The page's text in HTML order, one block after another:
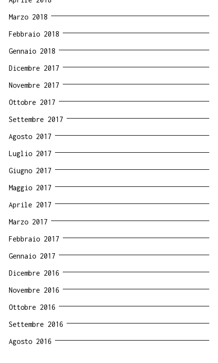
Marzo 2018
Febbraio 2018
Gennaio 2018
Dicembre 2017
Novembre 2017
Ottobre 2017
Settembre 2017
Agosto 2017
Luglio 2017
Giugno 2017
Maggio 2017
Aprile 2017
Marzo 2017
Febbraio 2017
Gennaio 2017
Dicembre 2016
Novembre 2016
Ottobre 2016
Settembre 2016
Agosto 2016